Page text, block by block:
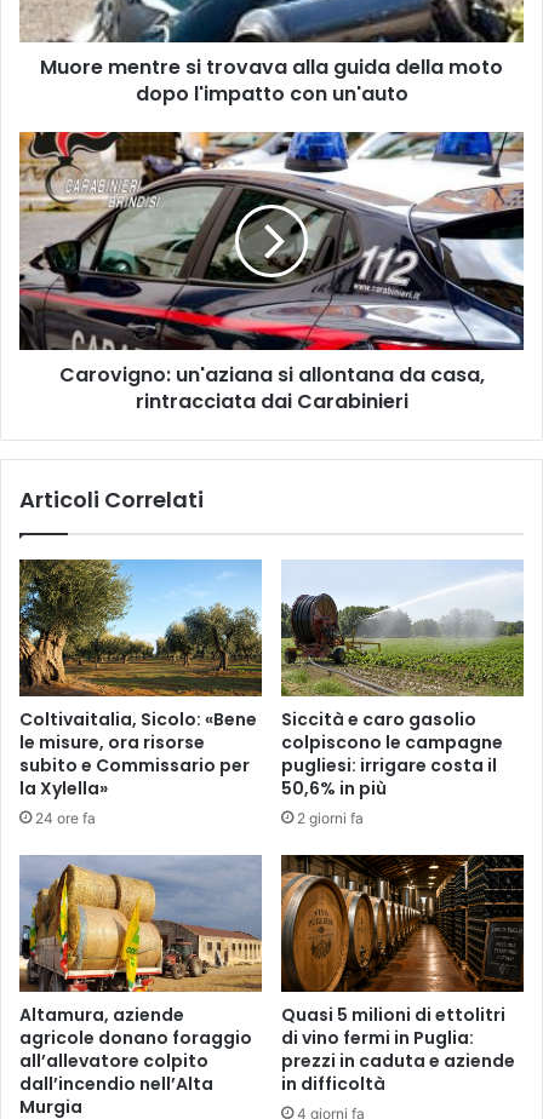
n
t
i
t
r
o
a
v
a
a
g
i
d
e
l
l
a
m
o
t
o
o
p
o
'
i
m
p
a
t
t
o
Muore mentre si trovava alla guida della moto
dopo l'impatto con un'auto
C
a
r
o
i
g
n
o
z
n
a
s
i
a
l
o
n
n
a
d
a
c
a
s
a
,
r
i
Carovigno: un'aziana si allontana da casa,
rintracciata dai Carabinieri
Articoli Correlati
Coltivaitalia, Sicolo: «Bene
le misure, ora risorse
subito e Commissario per
la Xylella»
24 ore fa
Siccità e caro gasolio
colpiscono le campagne
pugliesi: irrigare costa il
50,6% in più
2 giorni fa
Altamura, aziende
agricole donano foraggio
all’allevatore colpito
dall’incendio nell’Alta
Murgia
Quasi 5 milioni di ettolitri
di vino fermi in Puglia:
prezzi in caduta e aziende
in difficoltà
4 giorni fa